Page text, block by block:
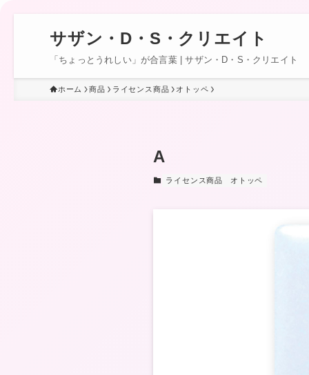
サザン・D・S・クリエイト
「ちょっとうれしい」が合言葉 | サザン・D・S・クリエイト
ホーム 商品 ライセンス商品 オトッペ
A
ライセンス商品 オトッペ